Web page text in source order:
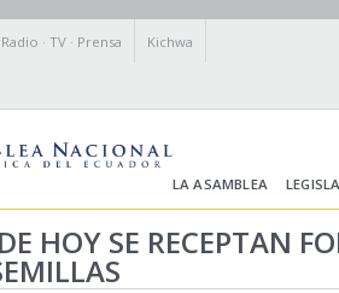
Radio ·TV · Prensa Kichwa
LA ASAMBLEA
HOY SE RECEPTAN